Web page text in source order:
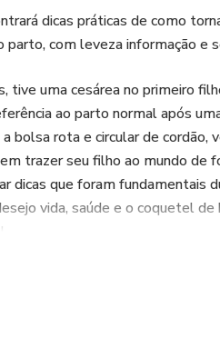
dicas práticas de como
parto, com leveza informação e
tive uma cesárea no primeiro
ao parto normal após
bolsa rota e circular de cordão,
trazer seu filho ao mundo de
dicas que foram fundamentais
vida, saúde e o coquetel